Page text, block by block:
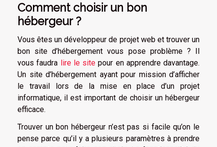
Comment choisir un bon
hébergeur ?
Vous êtes un développeur de projet web et trouver un
bon site d’hébergement vous pose problème ? Il
vous faudra lire le site pour en apprendre davantage.
Un site d’hébergement ayant pour mission d’afficher
le travail lors de la mise en place d’un projet
informatique, il est important de choisir un hébergeur
efficace.
Trouver un bon hébergeur n’est pas si facile qu’on le
pense parce qu’il y a plusieurs paramètres à prendre